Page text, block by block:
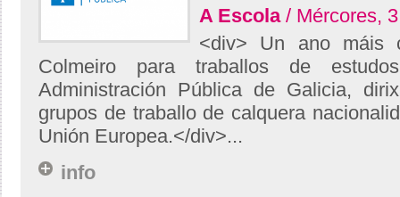
A Escola/ Mércores,
<div> Un ano máis
Colmeiro para traballos de
Administración Pública de Galicia,
grupos de traballo de calquera
Unión Europea.</div>...
info